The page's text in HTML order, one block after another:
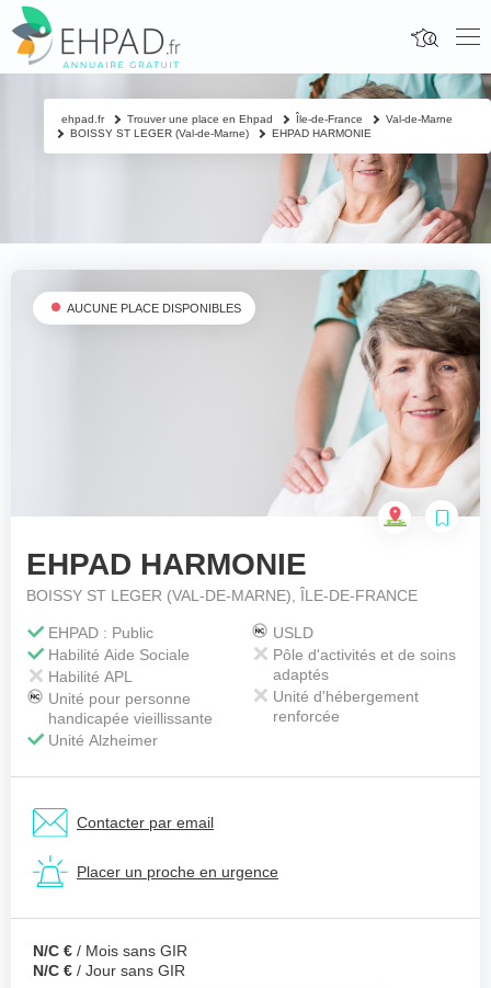
Fermer
Contacter un proche
Nom & prénom du résident à contacter *
Votre téléphone*
Votre message
AUCUNE PLACE DISPONIBLES
EHPAD HARMONIE
BOISSY ST LEGER (VAL-DE-MARNE), ÎLE-DE-FRANCE
EHPAD : Public
Habilité Aide Sociale
Habilité APL
Unité pour personne
handicapée vieillissante
Unité Alzheimer
USLD
Pôle d'activités et de soins
adaptés
Unité d'hébergement
renforcée
Contacter par email
Placer un proche en urgence
N/C € / Mois sans GIR
N/C € / Jour sans GIR
ehpad.fr Trouver une place en Ehpad Île-de-France
Val-de-Marne
BOISSY ST LEGER (Val-de-Marne)
EHPAD HARMONIE